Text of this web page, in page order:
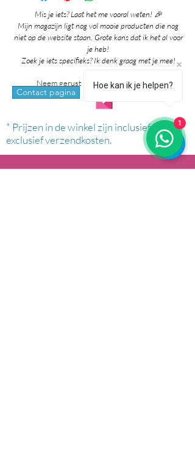
Mis je iets? Laat het me vooral weten! 🎉
Mijn magazijn ligt nog vol mooie producten die nog
niet op de website staan. Grote kans dat ik het al voor
je heb!
Zoek je iets specifieks? Ik denk graag met je mee!
Neem gerust contact met me op via:
Contact pagina whatsapp
* Prijzen in de winkel zijn inclusief btw en
exclusief verzendkosten.
Hoe kan ik je helpen?
1